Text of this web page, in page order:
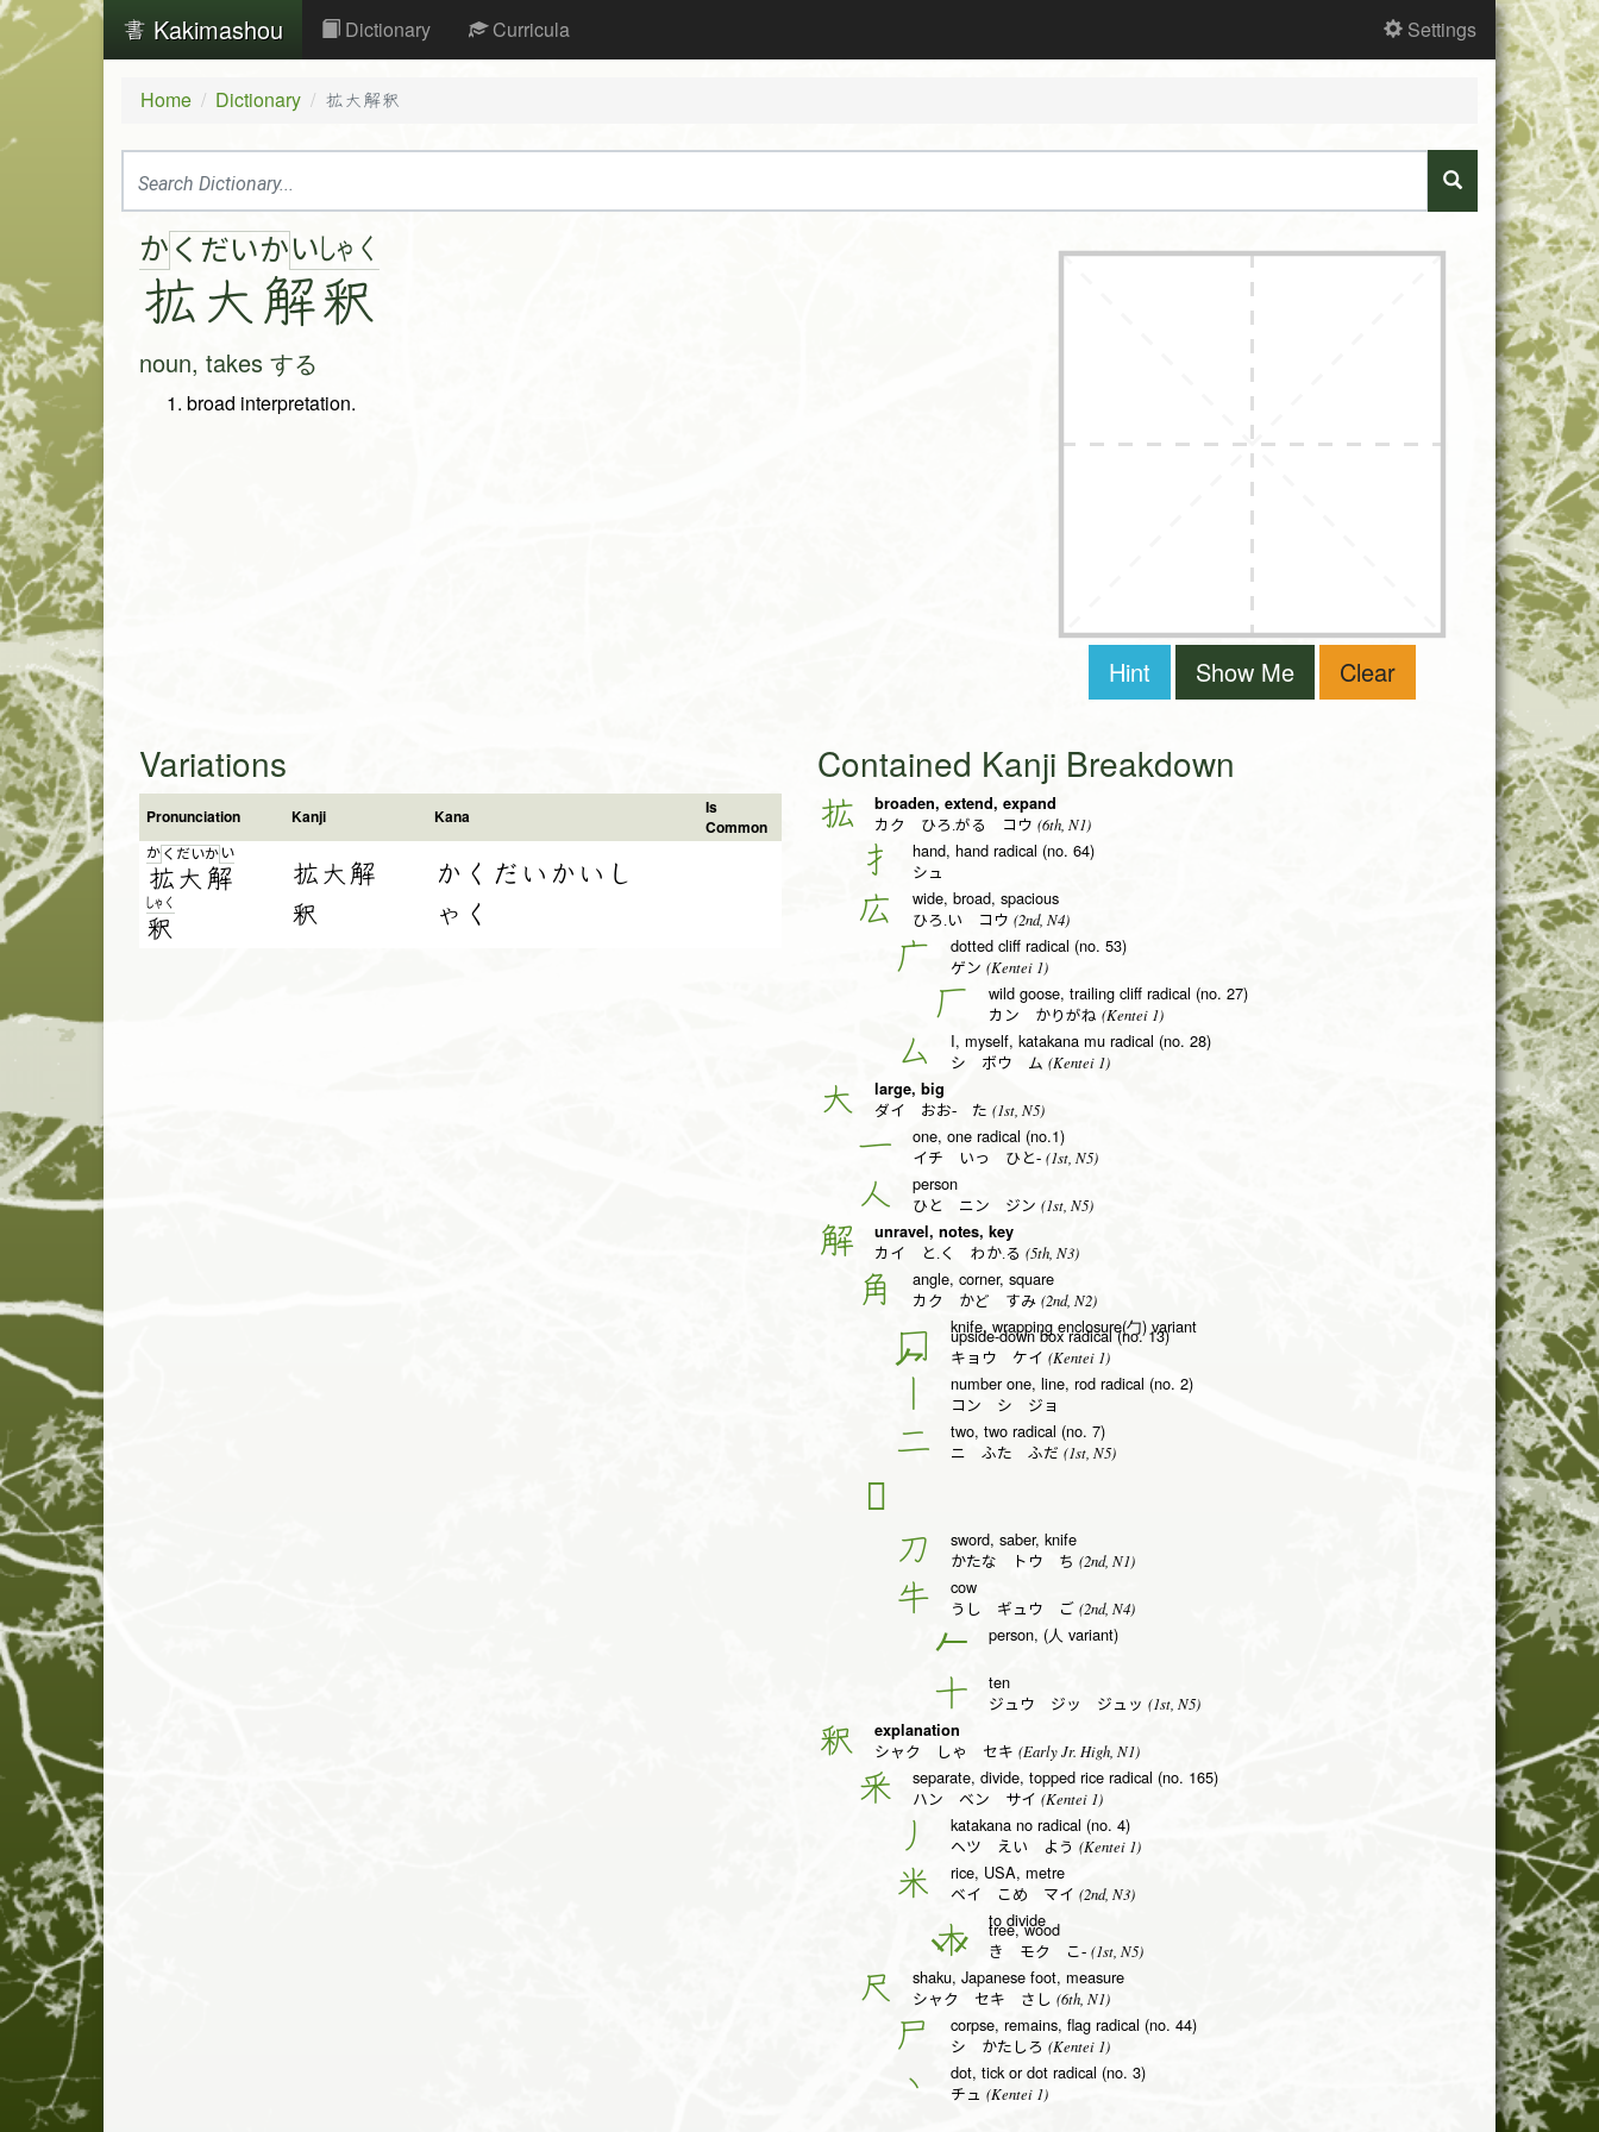
Kakimashou Dictionary Curricula Settings
Home Dictionary 拡大解釈
か く
拡
だい
大
かい
解
しゃ く
釈
noun, takes する
broad interpretation.
Hint Show Me Clear
Variations
Pronunciation Kanji Kana
Is
Common
か く
拡
だ い
大
か い
解
しゃ く
釈
拡大解
釈
かくだいかいし
ゃく
Contained Kanji Breakdown
拡 broaden, extend, expand
カク ひろ.がる コウ (6th, N1)
扌 hand, hand radical (no. 64)
シュ
広 wide, broad, spacious
ひろ.い コウ (2nd, N4)
广 dotted cliff radical (no. 53)
ゲン (Kentei 1)
厂 wild goose, trailing cliff radical (no. 27)
カン かりがね (Kentei 1)
厶 I, myself, katakana mu radical (no. 28)
シ ボウ ム (Kentei 1)
大 large, big
ダイ おお- た (1st, N5)
一 one, one radical (no.1)
イチ いっ ひと- (1st, N5)
人 person
ひと ニン ジン (1st, N5)
解 unravel, notes, key
カイ と.く わか.る (5th, N3)
角 angle, corner, square
カク かど すみ (2nd, N2)
knife, wrapping enclosure(勹) variant
冂 upside-down box radical (no. 13)
キョウ ケイ (Kentei 1)
number one, line, rod radical (no. 2)
コン シ ジョ
二 two, two radical (no. 7)
ニ ふた ふだ (1st, N5)
𭷔
刀 sword, saber, knife
かたな トウ ち (2nd, N1)
牛 cow
うし ギュウ ご (2nd, N4)
𠂉 person, (人 variant)
十 ten
ジュウ ジッ ジュッ (1st, N5)
釈 explanation
シャク しゃ セキ (Early Jr. High, N1)
釆 separate, divide, topped rice radical (no. 165)
ハン ベン サイ (Kentei 1)
丿 katakana no radical (no. 4)
ヘツ えい よう (Kentei 1)
米 rice, USA, metre
ベイ こめ マイ (2nd, N3)
to divide
木 tree, wood
き モク こ- (1st, N5)
尺 shaku, Japanese foot, measure
シャク セキ さし (6th, N1)
尸 corpse, remains, flag radical (no. 44)
シ かたしろ (Kentei 1)
丶 dot, tick or dot radical (no. 3)
チュ (Kentei 1)